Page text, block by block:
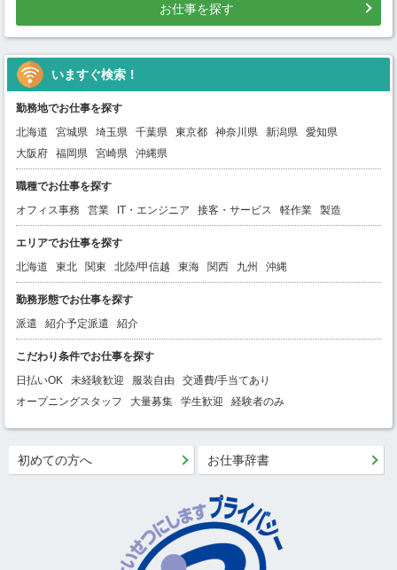
お仕事を探す
いますぐ検索！
勤務地でお仕事を探す
北海道
宮城県 埼玉県 千葉県 東京都 神奈川県 新潟県
愛知県
大阪府
福岡県 宮崎県 沖縄県
職種でお仕事を探す
オフィス事務
営業 IT・エンジニア 接客・サービス 軽作業 製造
エリアでお仕事を探す
北海道
東北 関東 北陸/甲信越 東海 関西 九州 沖縄
勤務形態でお仕事を探す
派遣
紹介予定派遣 紹介
こだわり条件でお仕事を探す
日払いOK
未経験歓迎 服装自由
交通費/手当てあり
オープニングスタッフ
大量募集 学生歓迎 経験者のみ
初めての方へ お仕事辞書